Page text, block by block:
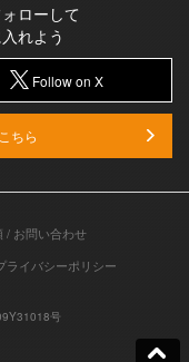
ローして
れよう
Follow on X
ちら
/ お問い合わせ
ライバシーポリシー
号